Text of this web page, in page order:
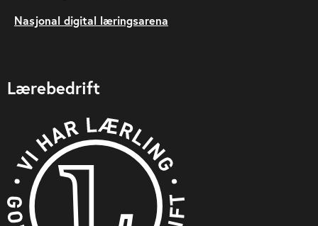
Nasjonal digital læringsarena
Lærebedrift